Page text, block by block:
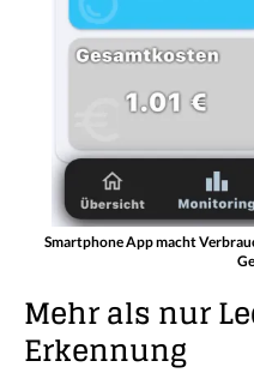
Smartphone App macht
Mehr als nur
Erkennung